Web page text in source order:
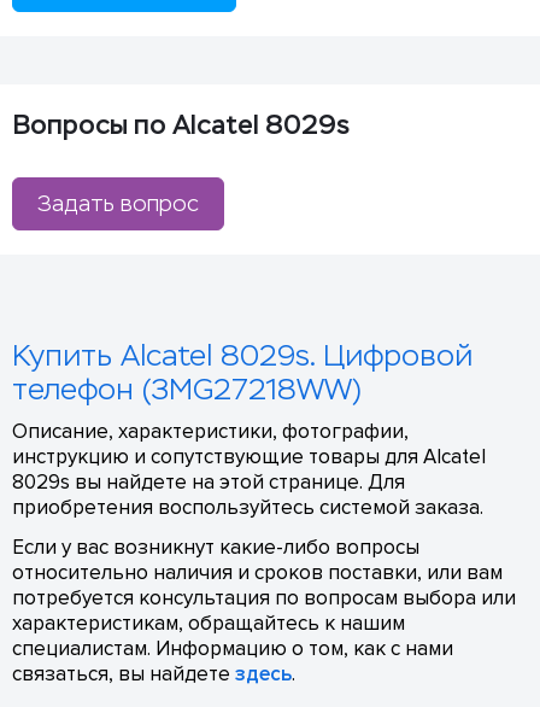
Вопросы по Alcatel 8029s
Задать вопрос
Купить Alcatel 8029s. Цифровой
телефон (3MG27218WW)
Описание, характеристики, фотографии,
инструкцию и сопутствующие товары для Alcatel
8029s вы найдете на этой странице. Для
приобретения воспользуйтесь системой заказа.
Если у вас возникнут какие-либо вопросы
относительно наличия и сроков поставки, или вам
потребуется консультация по вопросам выбора или
характеристикам, обращайтесь к нашим
специалистам. Информацию о том, как с нами
связаться, вы найдете здесь.